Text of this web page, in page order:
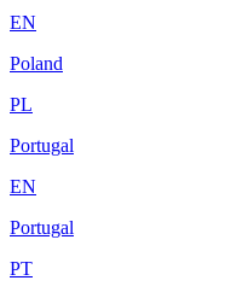
EN
Poland
PL
Portugal
EN
Portugal
PT